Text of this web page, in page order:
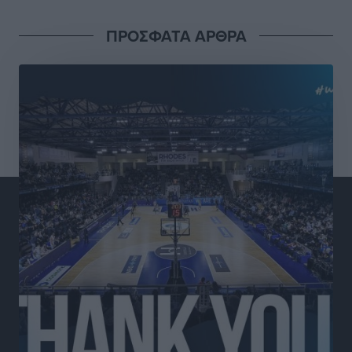
Η Ελλάδα κρατά το τουριστικό momentum, παρά τις
Σε κόκκινο συναγερμό επτά Περιφέρειες – Οι οδηγίες
της Πολιτικής Προστασίας και ο Χάρτης Πρόβλεψης
Πυρκαγιάς
Ειδήσεις • πριν 5 ώρες
ΑΑΔΕ: Αυξάνονται οι «καρφωτές» για φοροδιαφυγή
– Στο μικροσκόπιο τουριστικοί προορισμοί, ταμειακές
και συναλλαγές POS
Ειδήσεις• πριν 5 ώρες
Δημόσιο: Το νέο καθεστώς επιλογής προϊσταμένων, τι
προβλέπει το νομοσχέδιο του Υπ. Εσωτερικών
ΠΡΟΣΦΑΤΑ ΑΡΘΡΑ